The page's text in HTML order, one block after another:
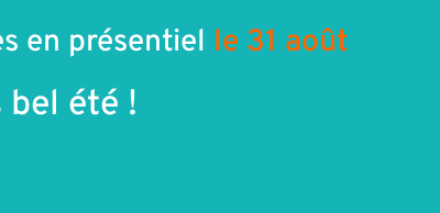
en présentiel le 31 août
bel été !